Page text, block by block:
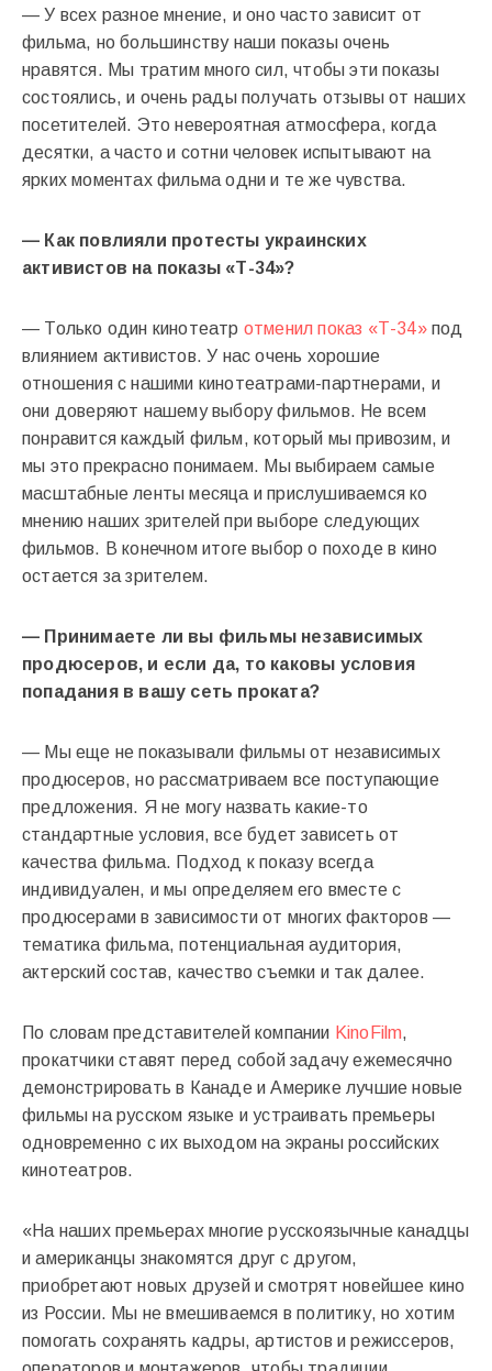
— У всех разное мнение, и оно часто зависит от
фильма, но большинству наши показы очень
нравятся. Мы тратим много сил, чтобы эти показы
состоялись, и очень рады получать отзывы от наших
посетителей. Это невероятная атмосфера, когда
десятки, а часто и сотни человек испытывают на
ярких моментах фильма одни и те же чувства.
— Как повлияли протесты украинских
активистов на показы «Т-34»?
— Только один кинотеатр отменил показ «Т-34»под
влиянием активистов. У нас очень хорошие
отношения с нашими кинотеатрами-партнерами, и
они доверяют нашему выбору фильмов. Не всем
понравится каждый фильм, который мы привозим, и
мы это прекрасно понимаем. Мы выбираем самые
масштабные ленты месяца и прислушиваемся ко
мнению наших зрителей при выборе следующих
фильмов. В конечном итоге выбор о походе в кино
остается за зрителем.
— Принимаете ли вы фильмы независимых
продюсеров, и если да, то каковы условия
попадания в вашу сеть проката?
— Мы еще не показывали фильмы от независимых
продюсеров, но рассматриваем все поступающие
предложения. Я не могу назвать какие-то
стандартные условия, все будет зависеть от
качества фильма. Подход к показу всегда
индивидуален, и мы определяем его вместе с
продюсерами в зависимости от многих факторов —
тематика фильма, потенциальная аудитория,
актерский состав, качество съемки и так далее.
По словам представителей компании KinoFilm,
прокатчики ставят перед собой задачу ежемесячно
демонстрировать в Канаде и Америке лучшие новые
фильмы на русском языке и устраивать премьеры
одновременно с их выходом на экраны российских
кинотеатров.
«На наших премьерах многие русскоязычные канадцы
и американцы знакомятся друг с другом,
приобретают новых друзей и смотрят новейшее кино
из России. Мы не вмешиваемся в политику, но хотим
помогать сохранять кадры, артистов и режиссеров,